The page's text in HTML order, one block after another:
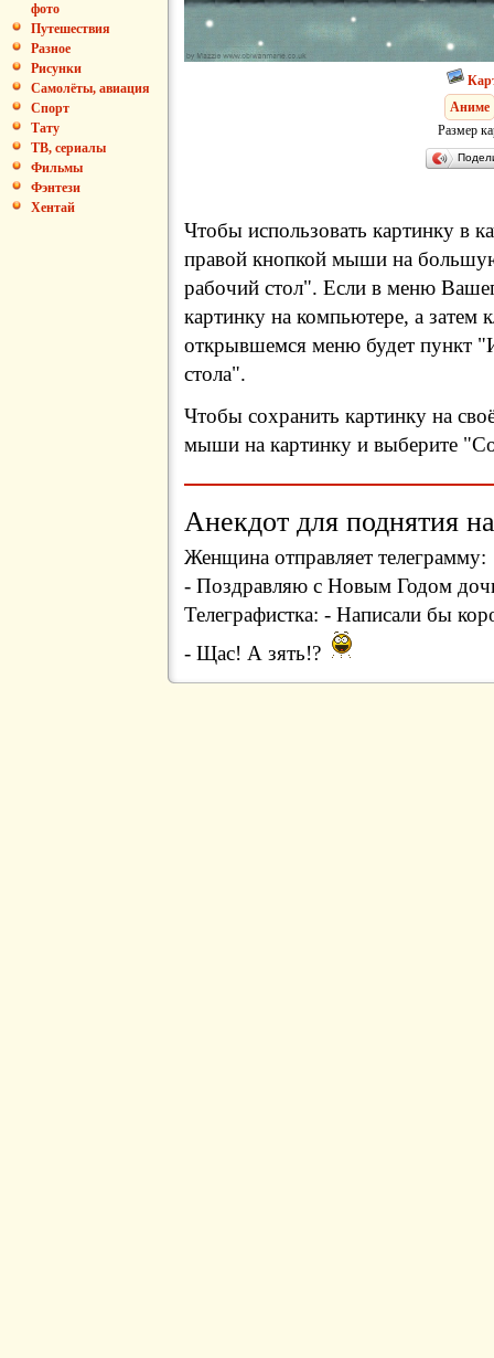
фото
Путешествия
Разное
Рисунки
Самолёты, авиация
Спорт
Тату
ТВ, сериалы
Фильмы
Фэнтези
Хентай
Аниме
Размер
Чтобы использовать картинку в
правой кнопкой мыши на
рабочий стол". Если в меню
картинку на компьютере, а затем
открывшемся меню будет пункт
стола".
Чтобы сохранить картинку на
мыши на картинку и выберите
Анекдот для поднятия
Женщина отправляет телеграмму:
- Поздравляю с Новым Годом
Телеграфистка: - Написали бы
- Щас! А зять!?